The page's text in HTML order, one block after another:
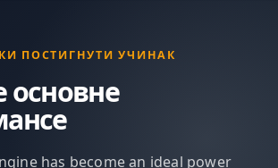
ПОСТИГНУТИ УЧИНАК
has become an ideal power